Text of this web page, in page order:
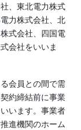
、東北電力株式
力株式会社、北
式会社、四国電
会社をいいま
会員との間で需
約締結前に事業
います。事業者
進機関のホーム